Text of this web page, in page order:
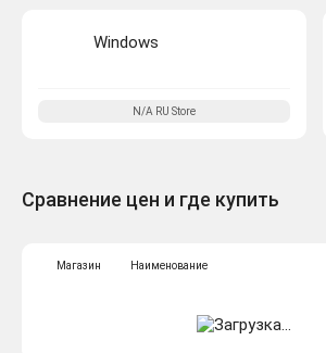
Windows
N/A RU Store
Сравнение цен и где купить
Магазин Наименование